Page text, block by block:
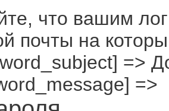
что вашим
почты на
=>
=>